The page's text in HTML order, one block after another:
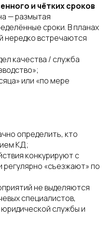
и чётких сроков
— размытая
сроки. В планах
нередко встречаются
качества / служба
или «по мере
определить, кто
КД;
конкурируют с
регулярно «съезжают» по
не выделяются
специалистов,
службы и